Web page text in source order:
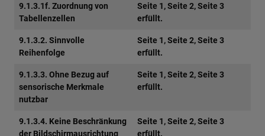
9.1.3.1f. Zuordnung von
Tabellenzellen
Seite 1, Seite 2, Seite 3
erfüllt.
9.1.3.2. Sinnvolle
Reihenfolge
Seite 1, Seite 2, Seite 3
erfüllt.
9.1.3.3. Ohne Bezug auf
sensorische Merkmale
nutzbar
Seite 1, Seite 2, Seite 3
erfüllt.
9.1.3.4. Keine Beschränkung
der Bildschirmausrichtung
Seite 1, Seite 2, Seite 3
erfüllt.